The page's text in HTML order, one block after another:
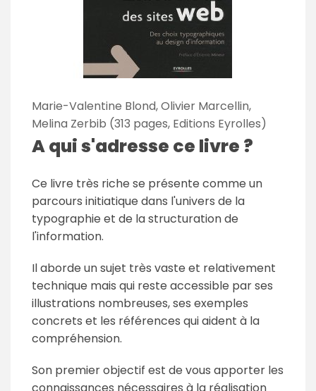
Marie-Valentine Blond, Olivier Marcellin,
Melina Zerbib (313 pages, Editions Eyrolles)
A qui s'adresse ce livre ?
Ce livre très riche se présente comme un
parcours initiatique dans l'univers de la
typographie et de la structuration de
l'information.
Il aborde un sujet très vaste et relativement
technique mais qui reste accessible par ses
illustrations nombreuses, ses exemples
concrets et les références qui aident à la
compréhension.
Son premier objectif est de vous apporter les
connaissances nécessaires à la réalisation